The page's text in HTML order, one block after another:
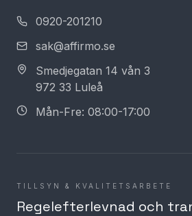
0920-201210
sak@affirmo.se
Smedjegatan 14 vån 3
972 33 Luleå
Mån-Fre: 08:00-17:00
TILLSYN & KVALITETSARBETE
Regelefterlevnad och